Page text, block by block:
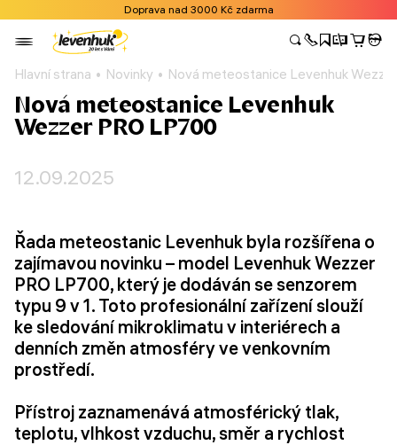
Doprava nad 3000 Kč zdarma
Hlavní strana Novinky Nová meteostanice Levenhuk
Nová meteostanice Levenhuk
Wezzer PRO LP700
12.09.2025
Řada meteostanic Levenhuk byla rozšířena o
zajímavou novinku – model Levenhuk Wezzer
PRO LP700, který je dodáván se senzorem
typu 9 v 1. Toto profesionální zařízení slouží
ke sledování mikroklimatu v interiérech a
denních změn atmosféry ve venkovním
prostředí.
Přístroj zaznamenává atmosférický tlak,
teplotu, vlhkost vzduchu, směr a rychlost